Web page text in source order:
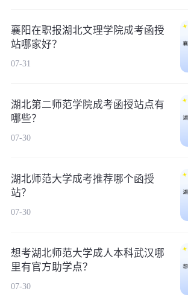
襄阳在职报湖北文理学院成考函授
站哪家好？
07-31
湖北第二师范学院成考函授站点有
哪些？
07-30
湖北师范大学成考推荐哪个函授
站？
07-30
想考湖北师范大学成人本科武汉哪
里有官方助学点？
07-30